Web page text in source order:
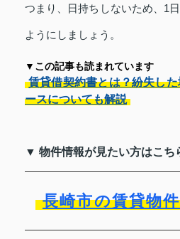
つまり、日持ちしないため、1
ようにしましょう。
▼この記事も読まれています
賃貸借契約書とは？紛失し
ースについても解説
▼ 物件情報が見たい方はこち
長崎市の賃貸物